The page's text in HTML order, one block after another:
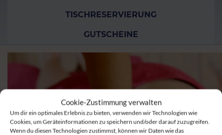
Cookie-Zustimmung verwalten
Um dir ein optimales Erlebnis zu bieten, verwenden wir Technologien wie
Cookies, um Geräteinformationen zu speichern und/oder darauf zuzugreifen.
Wenn du diesen Technologien zustimmst, können wir Daten wie das
TISCHRESERVIERUNG
GUTSCHEINE